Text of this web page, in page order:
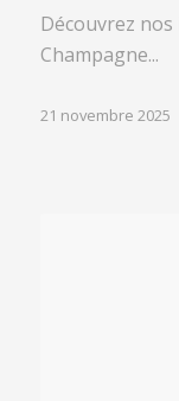
Découvrez
Champagne...
21 novembre 2025